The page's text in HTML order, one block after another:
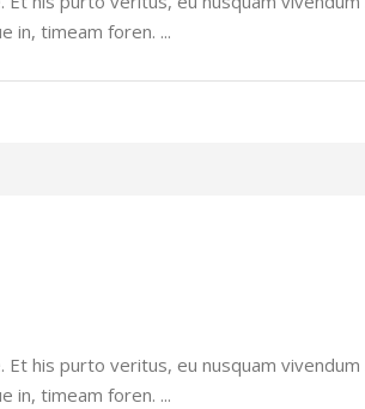
in, timeam foren.
his purto veritus, eu nusquam
in, timeam foren.